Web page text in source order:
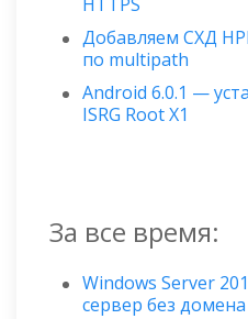
Добавляем СХД
по multipath
Android 6.0.1 —
ISRG Root X1
За все время:
Windows Server
сервер без домена